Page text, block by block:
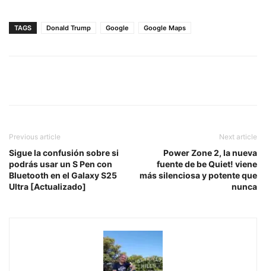
TAGS Donald Trump Google Google Maps
Previous article
Sigue la confusión sobre si
podrás usar un S Pen con
Bluetooth en el Galaxy S25
Ultra [Actualizado]
Next article
Power Zone 2, la nueva
fuente de be Quiet! viene
más silenciosa y potente que
nunca